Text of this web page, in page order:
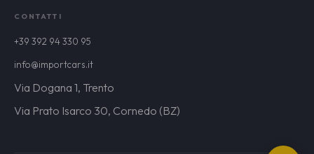
CONTATTI
+39 392 94 330 95
info@importcars.it
Via Dogana 1, Trento
Via Prato Isarco 30, Cornedo (BZ)